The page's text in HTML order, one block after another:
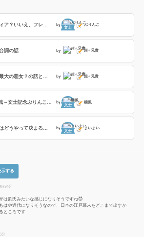
by
文士
ぶりんこ
詞の話 by 超♂兄貴
by 超♂兄貴
by
文士
楊狐
by
文士
まいまい
する
34分
は劉氏みたいな感じになりそうですね😈
はや近代になりそうなので、日本の江戸幕末をどこまで出すか
ところです
分